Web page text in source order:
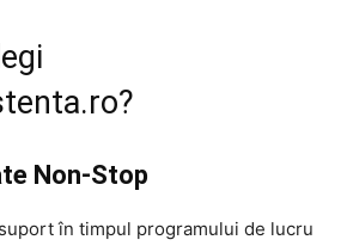
Non-Stop
în timpul programului de lucru